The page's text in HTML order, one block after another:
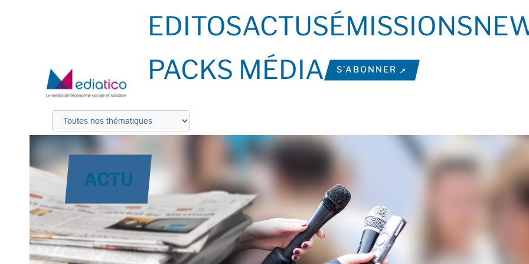
EDITOSACTUSÉMISSIONS
PACKS MÉDIA
S’ABONNER
ACTU